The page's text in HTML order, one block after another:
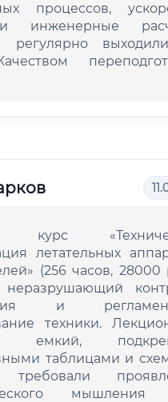
процессов,
инженерные
регулярно
курс
летательных
(256 часов, 28000
и
техники.
емкий,
таблицами и
требовали
мышления